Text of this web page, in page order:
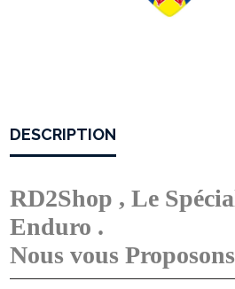
DESCRIPTION
RD2Shop , Le
Enduro .
Nous vous